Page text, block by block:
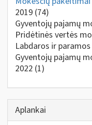
2019 (74)
Gyventojų pajamų
Pridėtinės vertės
Labdaros ir
Gyventojų pajamų
2022 (1)
Aplankai